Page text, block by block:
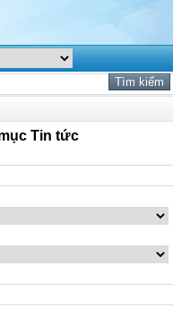
Tin tức